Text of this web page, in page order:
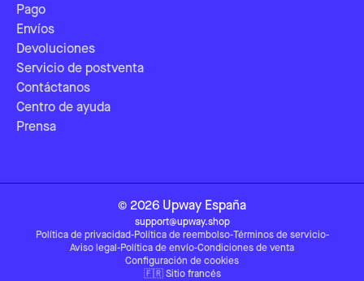
Pago
Envíos
Devoluciones
Servicio de postventa
Contáctanos
Centro de ayuda
Prensa
© 2026 Upway España
support@upway.shop
Política de privacidad-Política de reembolso-Términos de servicio-
Aviso legal -Política de envío-Condiciones de venta
Configuración de cookies
🇫🇷 Sitio francés